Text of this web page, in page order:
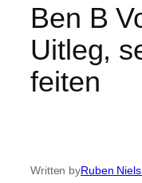
Ben B
Uitleg,
feiten
Written byRuben